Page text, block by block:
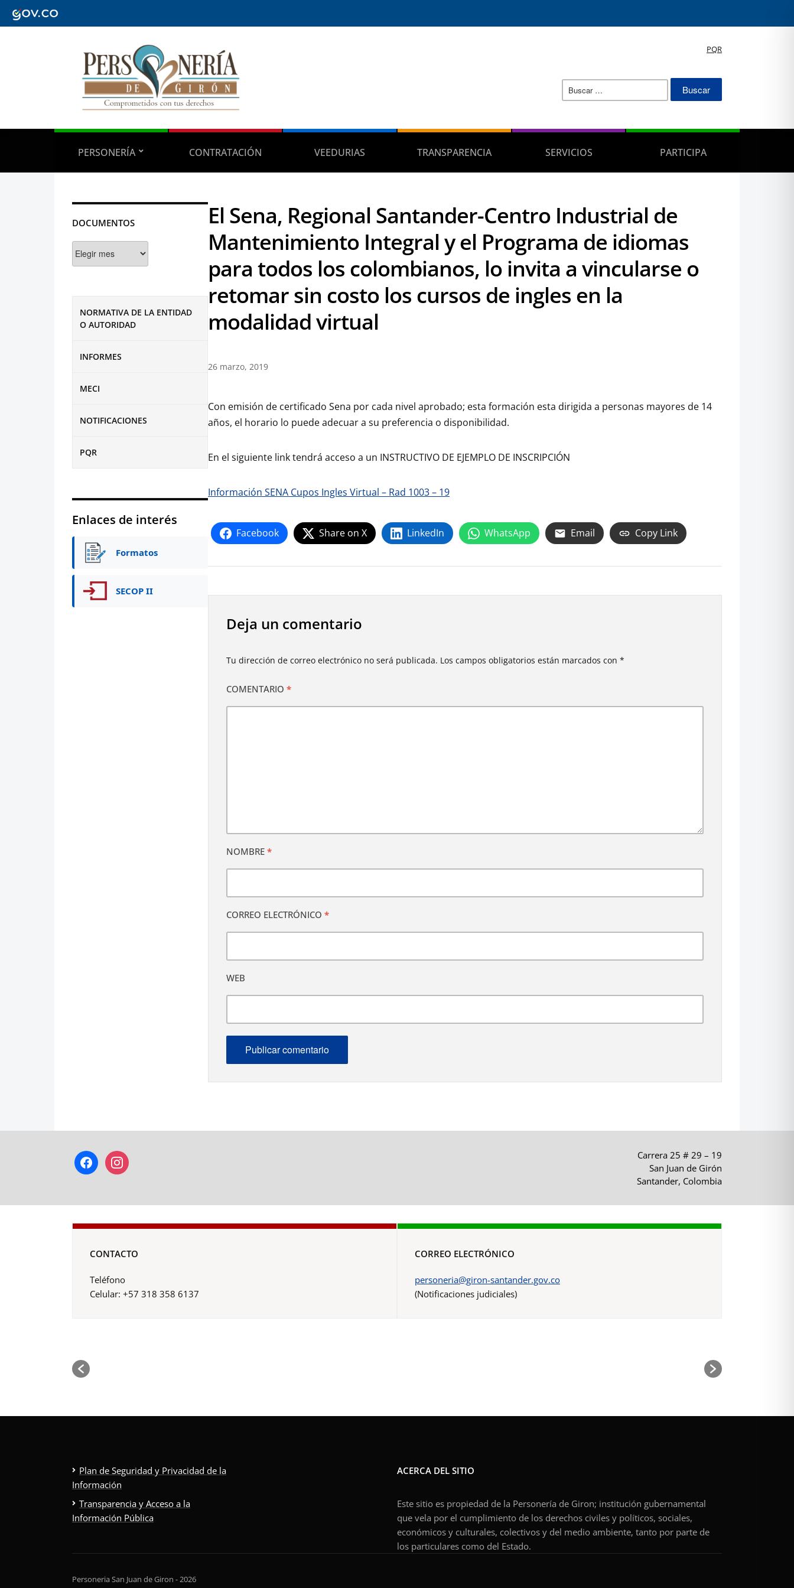
PQR
Buscar:
PERSONERÍA CONTRATACIÓN VEEDURIAS TRANSPARENCIA SERVICIOS PARTICIPA
DOCUMENTOS
NORMATIVA DE LA ENTIDAD
O AUTORIDAD
INFORMES
MECI
NOTIFICACIONES
PQR
Enlaces de interés
Formatos
SECOP II
El Sena, Regional Santander-Centro Industrial de
Mantenimiento Integral y el Programa de idiomas
para todos los colombianos, lo invita a vincularse o
retomar sin costo los cursos de ingles en la
modalidad virtual
26 marzo, 2019
Con emisión de certificado Sena por cada nivel aprobado; esta formación esta dirigida a personas mayores de 14
años, el horario lo puede adecuar a su preferencia o disponibilidad.
En el siguiente link tendrá acceso a un INSTRUCTIVO DE EJEMPLO DE INSCRIPCIÓN
Información SENA Cupos Ingles Virtual – Rad 1003 – 19
Facebook Share on X LinkedIn WhatsApp Email Copy Link
Deja un comentario
Tu dirección de correo electrónico no será publicada. Los campos obligatorios están marcados con *
COMENTARIO *
NOMBRE *
CORREO ELECTRÓNICO *
WEB
facebookinstagram
Carrera 25 # 29 – 19
San Juan de Girón
Santander, Colombia
CONTACTO
Teléfono
Celular: +57 318 358 6137
CORREO ELECTRÓNICO
personeria@giron-santander.gov.co
(Notificaciones judiciales)
Plan de Seguridad y Privacidad de la
Información
Transparencia y Acceso a la
Información Pública
ACERCA DEL SITIO
Este sitio es propiedad de la Personería de Giron; institución gubernamental
que vela por el cumplimiento de los derechos civiles y políticos, sociales,
económicos y culturales, colectivos y del medio ambiente, tanto por parte de
los particulares como del Estado.
Personeria San Juan de Giron - 2026